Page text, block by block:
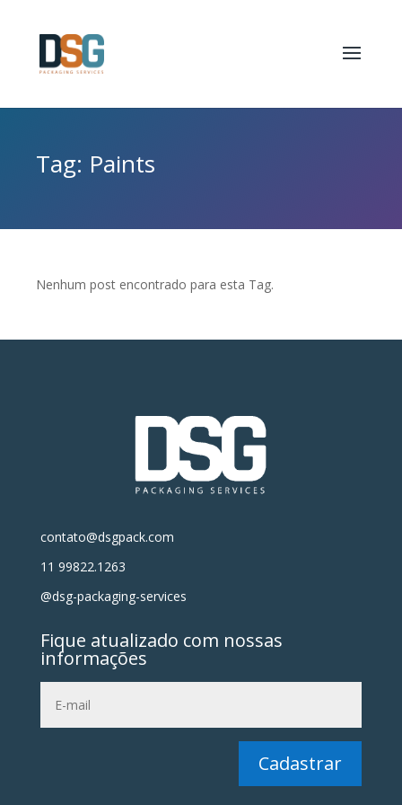
Tag: Paints
Nenhum post encontrado para esta Tag.
contato@dsgpack.com
11 99822.1263
@dsg-packaging-services
Fique atualizado com nossas
informações
Cadastrar